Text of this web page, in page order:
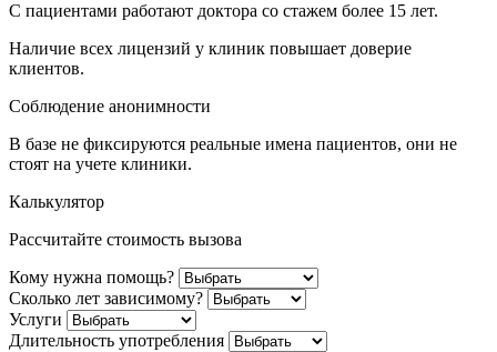
С пациентами работают доктора со стажем более 15 лет.
Наличие всех лицензий у клиник повышает доверие
клиентов.
Соблюдение анонимности
В базе не фиксируются реальные имена пациентов, они не
стоят на учете клиники.
Калькулятор
Рассчитайте стоимость вызова
Кому нужна помощь?
Сколько лет зависимому?
Услуги
Длительность употребления